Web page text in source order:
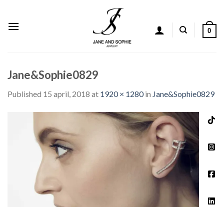
content
0
Jane&Sophie0829
Published 15 april, 2018 at 1920 × 1280in Jane&Sophie0829